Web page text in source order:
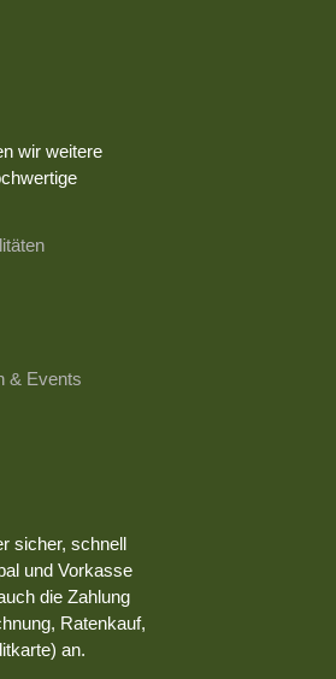
wir weitere
& Events
sicher, schnell
und Vorkasse
die Zahlung
Ratenkauf,
an.